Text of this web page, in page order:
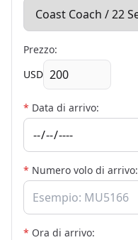
Prezzo:
USD
* Data di arrivo:
* Numero volo di arrivo:
* Ora di arrivo: